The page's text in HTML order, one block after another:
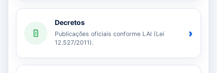
Decretos
Publicações oficiais conforme LAI (Lei
12.527/2011).
›